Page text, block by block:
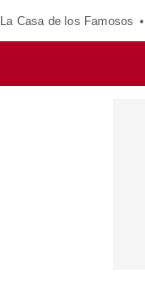
La Casa de los Famosos